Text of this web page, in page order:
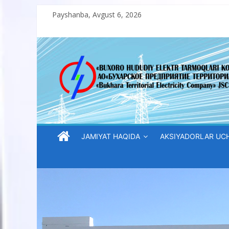
content
Payshanba, Avgust 6, 2026
“Buxoro
hududiy
elektr
tarmoqlari
korxonasi”
“Buxoro
JAMIYAT HAQIDA AKSIYADORLAR